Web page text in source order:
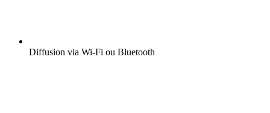
Diffusion via Wi-Fi ou Bluetooth